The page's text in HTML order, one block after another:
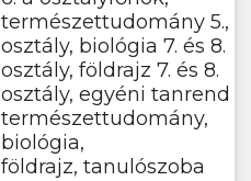
természettudomány 5., 6.
osztály, biológia 7. és 8.
osztály, földrajz 7. és 8.
osztály, egyéni tanrend
természettudomány,
biológia,
földrajz, tanulószoba